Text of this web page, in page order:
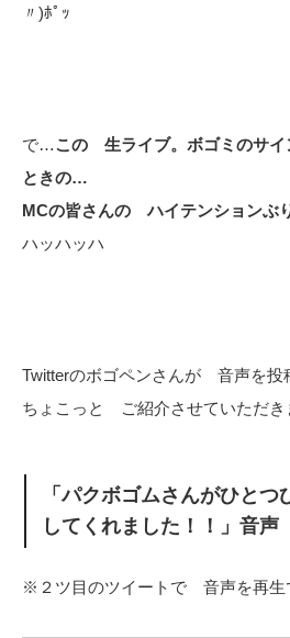
〃)ﾎﾟｯ
で…この 生ライブ。ボゴミのサイ
ときの…
MCの皆さんの ハイテンションぶ
ハッハッハ
Twitterのボゴペンさんが 音声を投
ちょこっと ご紹介させていただ
「パクボゴムさんがひと
してくれました！！」音声
※２ツ目のツイートで 音声を再生